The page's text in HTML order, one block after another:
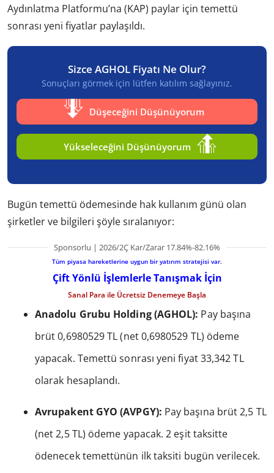
Aydınlatma Platformu’na (KAP) paylar için temettü
sonrası yeni fiyatlar paylaşıldı.
Sizce AGHOL Fiyatı Ne Olur?
Sonuçları görmek için lütfen katılım sağlayınız.
Düşeceğini Düşünüyorum
Yükseleceğini Düşünüyorum
Bugün temettü ödemesinde hak kullanım günü olan
şirketler ve bilgileri şöyle sıralanıyor:
Sponsorlu | 2026/2Ç Kar/Zarar 17.84%-82.16%
Tüm piyasa hareketlerine uygun bir yatırım stratejisi var.
Çift Yönlü İşlemlerle Tanışmak İçin
Sanal Para ile Ücretsiz Denemeye Başla
Anadolu Grubu Holding (AGHOL): Pay başına
brüt 0,6980529 TL (net 0,6980529 TL) ödeme
yapacak. Temettü sonrası yeni fiyat 33,342 TL
olarak hesaplandı.
Avrupakent GYO (AVPGY): Pay başına brüt 2,5 TL
(net 2,5 TL) ödeme yapacak. 2 eşit taksitte
ödenecek temettünün ilk taksiti bugün verilecek.